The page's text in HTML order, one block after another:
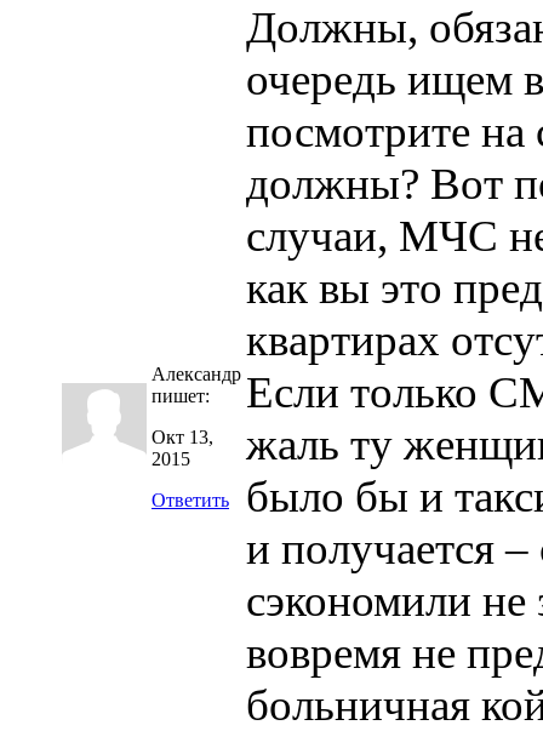
Александр
пишет:
Окт 13,
2015
Ответить
Должны,
очередь ищем
посмотрите на
должны? Вот
случаи, МЧС
как вы это
квартирах
Если только
жаль ту
было бы и
и получается
сэкономили не
вовремя не
больничная